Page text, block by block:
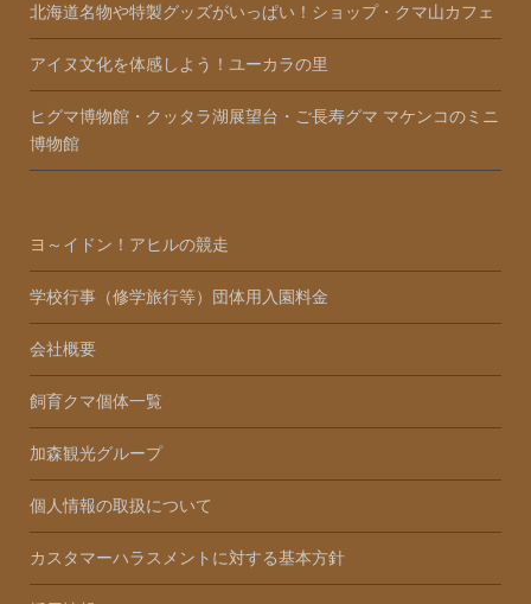
北海道名物や特製グッズがいっぱい！ショップ・クマ山カフェ
アイヌ文化を体感しよう！ユーカラの里
ヒグマ博物館・クッタラ湖展望台・ご長寿グマ マケンコのミニ
博物館
ヨ～イドン！アヒルの競走
学校行事（修学旅行等）団体用入園料金
会社概要
飼育クマ個体一覧
加森観光グループ
個人情報の取扱について
カスタマーハラスメントに対する基本方針